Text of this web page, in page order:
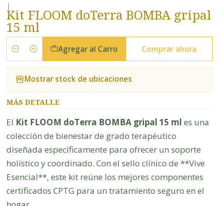
|
Kit FLOOM doTerra BOMBA gripal
15 ml
Cantidad
Agregar al Carro Comprar ahora
Mostrar stock de ubicaciones
MÁS DETALLE
El Kit FLOOM doTerra BOMBA gripal 15 ml es una
colección de bienestar de grado terapéutico
diseñada específicamente para ofrecer un soporte
holístico y coordinado. Con el sello clínico de **Vive
Esencial**, este kit reúne los mejores componentes
certificados CPTG para un tratamiento seguro en el